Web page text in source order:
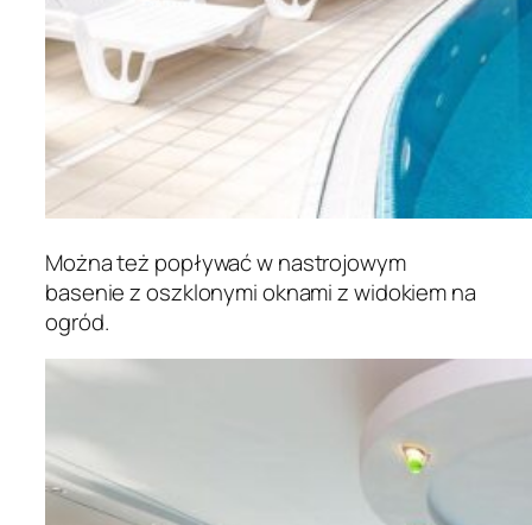
Można też popływać w nastrojowym
basenie z oszklonymi oknami z widokiem na
ogród.